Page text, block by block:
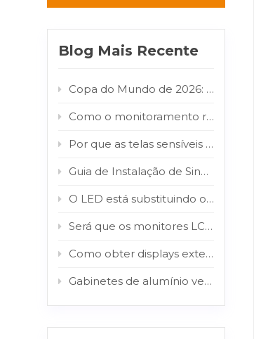
Blog Mais Recente
Copa do Mundo de 2026: Como os painéis digitais de LED/LCD para ambientes externos transformam o fluxo de torcedores em valor publicitário para as marcas
Como o monitoramento remoto inteligente reduz os custos de manutenção de sinalização digital externa
Por que as telas sensíveis ao toque externas falham e como consertá-las
Guia de Instalação de Sinalização Digital em Aeroportos: Display Totem LCD Interno para Terminais de Alto Tráfego
O LED está substituindo o LCD? Por que COB e MIP estão impulsionando essa mudança de mercado?
Será que os monitores LCD para exterior realmente resistem à luz solar direta? Teste de infravermelho de 800 W/m² comprovado.
Como obter displays externos legíveis sob luz solar: o papel do AG e do vidro protetor.
Gabinetes de alumínio versus aço: qual estrutura é melhor para sinalização digital externa?